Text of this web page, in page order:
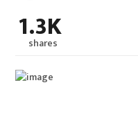
1.3K
shares